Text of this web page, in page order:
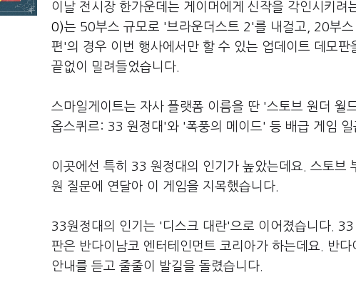
이날 전시장 한가운데는 게이머에게 신작을 각인시키려
0)는 50부스 규모로 '브라운더스트 2'를 내걸고, 20부
편'의 경우 이번 행사에서만 할 수 있는 업데이트 데모
끝없이 밀려들었습니다.
스마일게이트는 자사 플랫폼 이름을 딴 '스토브 원더
옵스퀴르: 33 원정대'와 '폭풍의 메이드' 등 배급 게임 일
이곳에선 특히 33 원정대의 인기가 높았는데요. 스토브
원 질문에 연달아 이 게임을 지목했습니다.
33원정대의 인기는 '디스크 대란'으로 이어졌습니다.
판은 반다이남코 엔터테인먼트 코리아가 하는데요. 반
안내를 듣고 줄줄이 발길을 돌렸습니다.